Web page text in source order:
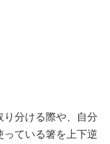
分ける際や、自分
ている箸を上下逆